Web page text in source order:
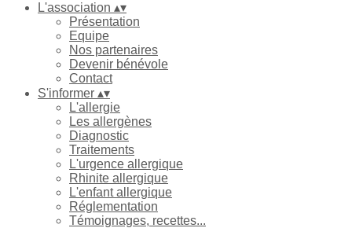
L'association ▴▾
Présentation
Equipe
Nos partenaires
Devenir bénévole
Contact
S'informer ▴▾
L'allergie
Les allergènes
Diagnostic
Traitements
L'urgence allergique
Rhinite allergique
L'enfant allergique
Réglementation
Témoignages, recettes...